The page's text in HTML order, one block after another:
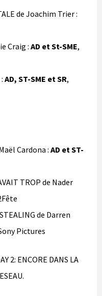
de Joachim Trier :
Craig : AD et St-SME,
AD, ST-SME et SR,
Cardona : AD et ST-
TROP de Nader
de Darren
Pictures
2: ENCORE DANS LA